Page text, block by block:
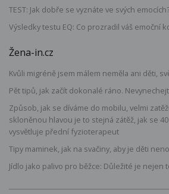
TEST: Jak dobře se vyznáte ve svých
Výsledky testu EQ: Co prozradil váš emoční
Žena-in.cz
Kvůli migréně jsem málem neměla ani děti,
Pět tipů, jak začít dokonalé ráno.
Způsob, jak se díváme do mobilu, velmi
skloněnou hlavou je to stejná zátěž, jak se
vysvětluje přední fyzioterapeut
Tipy maminek, jak na svačiny, aby je děti
Jídlo jako palivo pro běžce: Důležité je nejen